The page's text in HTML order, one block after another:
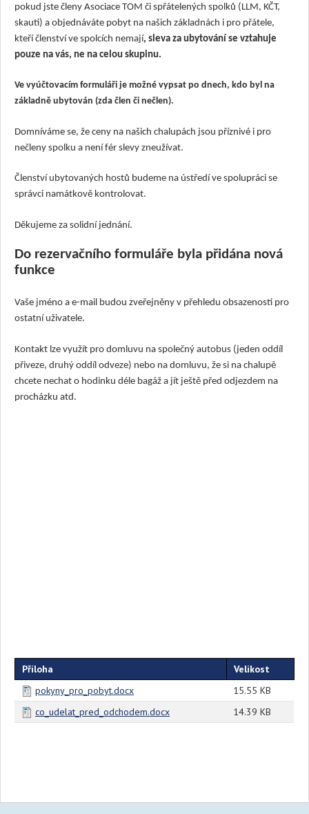
pokud jste členy Asociace TOM či spřátelených spolků (LLM, KČT,
skauti) a objednáváte pobyt na našich základnách i pro přátele,
kteří členství ve spolcích nemají, sleva za ubytování se vztahuje
pouze na vás, ne na celou skupinu.
Ve vyúčtovacím formuláři je možné vypsat po dnech, kdo byl na
základně ubytován (zda člen či nečlen).
Domníváme se, že ceny na našich chalupách jsou příznivé i pro
nečleny spolku a není fér slevy zneužívat.
Členství ubytovaných hostů budeme na ústředí ve spolupráci se
správci namátkově kontrolovat.
Děkujeme za solidní jednání.
Do rezervačního formuláře byla přidána nová
funkce
Vaše jméno a e-mail budou zveřejněny v přehledu obsazenosti pro
ostatní uživatele.
Kontakt lze využít pro domluvu na společný autobus (jeden oddíl
přiveze, druhý oddíl odveze) nebo na domluvu, že si na chalupě
chcete nechat o hodinku déle bagáž a jít ještě před odjezdem na
procházku atd.
Příloha
Velikost
pokyny_pro_pobyt.docx
15.55 KB
co_udelat_pred_odchodem.docx
14.39 KB